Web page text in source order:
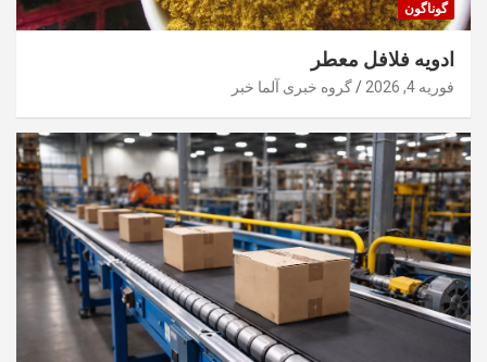
گوناگون
ادویه فلافل معطر
فوریه 4, 2026 گروه خبری آلما خبر